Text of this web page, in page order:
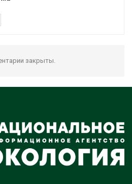
закрыты.